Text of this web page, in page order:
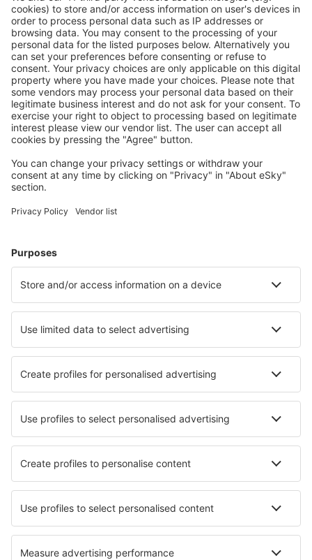
Šíráz Intl Airport (SYZ)
Tabríz Intl Airport (TBZ)
Orumíje Airport (OMH)
Zabol Airport (ACZ)
Záhedán Airport (ZAH)